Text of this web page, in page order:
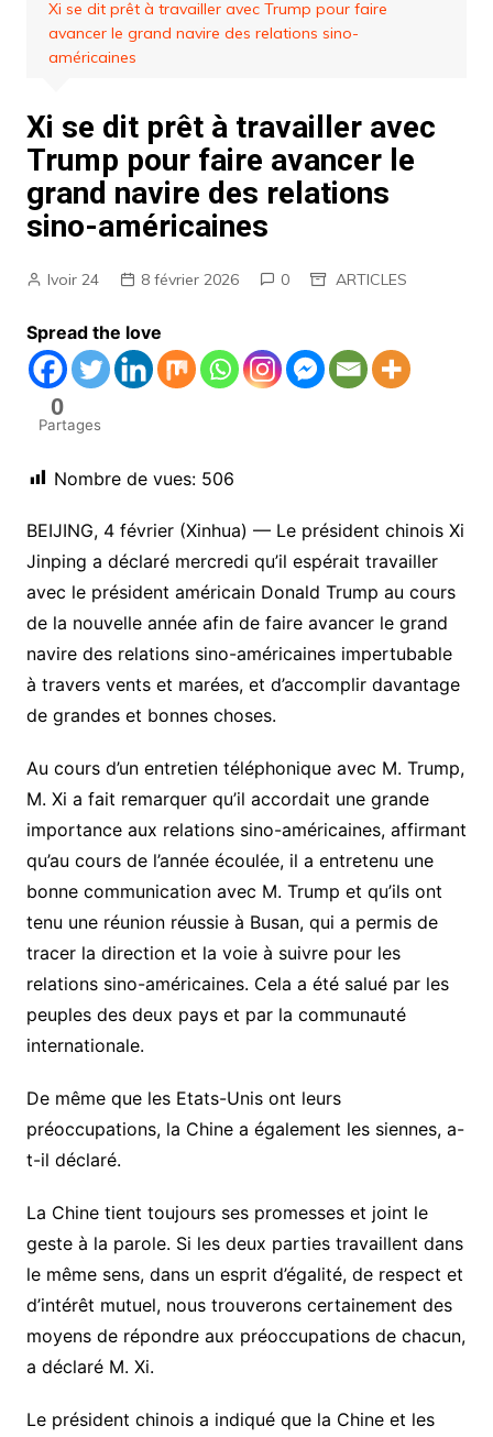
Xi se dit prêt à travailler avec Trump pour faire
avancer le grand navire des relations sino-
américaines
Xi se dit prêt à travailler avec
Trump pour faire avancer le
grand navire des relations
sino-américaines
Ivoir 24 8 février 2026 0 ARTICLES
Spread the love
0
Partages
Nombre de vues: 506
BEIJING, 4 février (Xinhua) — Le président chinois Xi
Jinping a déclaré mercredi qu’il espérait travailler
avec le président américain Donald Trump au cours
de la nouvelle année afin de faire avancer le grand
navire des relations sino-américaines impertubable
à travers vents et marées, et d’accomplir davantage
de grandes et bonnes choses.
Au cours d’un entretien téléphonique avec M. Trump,
M. Xi a fait remarquer qu’il accordait une grande
importance aux relations sino-américaines, affirmant
qu’au cours de l’année écoulée, il a entretenu une
bonne communication avec M. Trump et qu’ils ont
tenu une réunion réussie à Busan, qui a permis de
tracer la direction et la voie à suivre pour les
relations sino-américaines. Cela a été salué par les
peuples des deux pays et par la communauté
internationale.
De même que les Etats-Unis ont leurs
préoccupations, la Chine a également les siennes, a-
t-il déclaré.
La Chine tient toujours ses promesses et joint le
geste à la parole. Si les deux parties travaillent dans
le même sens, dans un esprit d’égalité, de respect et
d’intérêt mutuel, nous trouverons certainement des
moyens de répondre aux préoccupations de chacun,
a déclaré M. Xi.
Le président chinois a indiqué que la Chine et les